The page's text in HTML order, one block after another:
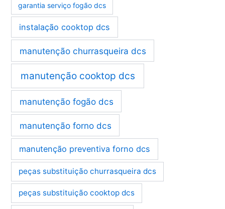
garantia serviço fogão dcs
instalação cooktop dcs
manutenção churrasqueira dcs
manutenção cooktop dcs
manutenção fogão dcs
manutenção forno dcs
manutenção preventiva forno dcs
peças substituição churrasqueira dcs
peças substituição cooktop dcs